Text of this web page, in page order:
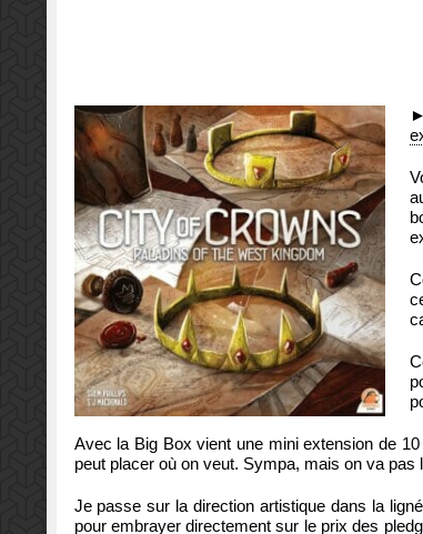
►
Avec la Big Box vient une mini extension de
peut placer où on veut. Sympa, mais on va pas
Je passe sur la direction artistique dans la
pour embrayer directement sur le prix des